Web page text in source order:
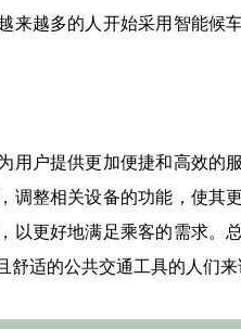
来越多的人开始采用智能候
用户提供更加便捷和高效的
调整相关设备的功能，使其
以更好地满足乘客的需求。
舒适的公共交通工具的人们